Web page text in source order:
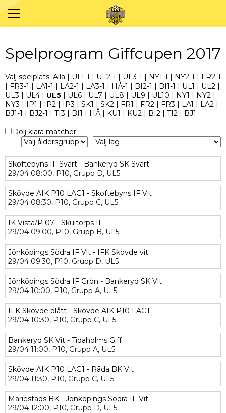
Spelprogram Giffcupen 2017
Välj spelplats: Alla | UL1-1 | UL2-1 | UL3-1 | NY1-1 | NY2-1 | FR2-1
| FR3-1 | LA1-1 | LA2-1 | LA3-1 | HÅ-1 | BI2-1 | BI1-1 | UL1 | UL2 |
UL3 | UL4 | UL5 | UL6 | UL7 | UL8 | UL9 | UL10 | NY1 | NY2 |
NY3 | IP1 | IP2 | IP3 | SK1 | SK2 | FR1 | FR2 | FR3 | LA1 | LA2 |
BJ1-1 | BJ2-1 | TI3 | BI1 | HÅ| KU1 | KU2 | BI2 | TI2 | BJ1
Dölj klara matcher
Skoftebyns IF Svart - Bankeryd SK Svart
29/04 08:00, P10, Grupp D, UL5
Skövde AIK P10 LAG1 - Skoftebyns IF Vit
29/04 08:30, P10, Grupp C, UL5
IK Vista/P 07 - Skultorps IF
29/04 09:00, P10, Grupp B, UL5
Jönköpings Södra IF Vit - IFK Skövde vit
29/04 09:30, P10, Grupp D, UL5
Jönköpings Södra IF Grön - Bankeryd SK Vit
29/04 10:00, P10, Grupp A, UL5
IFK Skövde blått - Skövde AIK P10 LAG1
29/04 10:30, P10, Grupp C, UL5
Bankeryd SK Vit - Tidaholms Giff
29/04 11:00, P10, Grupp A, UL5
Skövde AIK P10 LAG1 - Råda BK Vit
29/04 11:30, P10, Grupp C, UL5
Mariestads BK - Jönköpings Södra IF Vit
29/04 12:00, P10, Grupp D, UL5